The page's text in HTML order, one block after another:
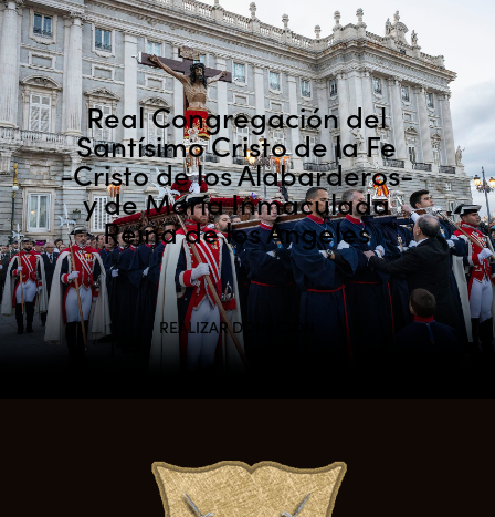
Real Congregación del
Santísimo Cristo de la Fe
-Cristo de los Alabarderos-
y de María Inmaculada
Reina de los Ángeles
REALIZAR DONACIÓN